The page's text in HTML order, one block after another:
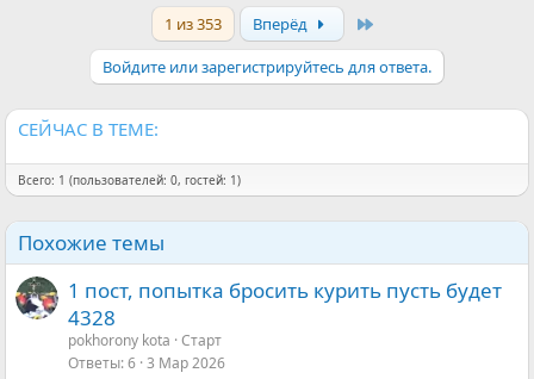
1 из 353 Вперёд
Войдите или зарегистрируйтесь для ответа.
СЕЙЧАС В ТЕМЕ:
Всего: 1 (пользователей: 0, гостей: 1)
Похожие темы
1 пост, попытка бросить курить пусть будет
4328
pokhorony kota Старт
Ответы 6 3 Мар 2026